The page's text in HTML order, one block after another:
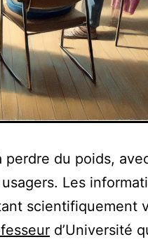
perdre du poids,
Les
scientifiquement
d’Université